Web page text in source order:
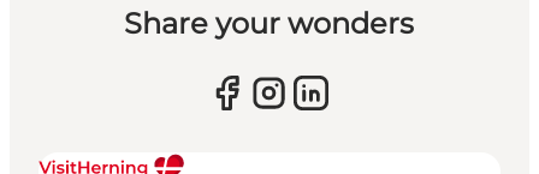
Share your wonders